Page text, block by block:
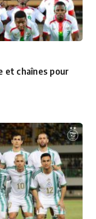
et chaînes pour